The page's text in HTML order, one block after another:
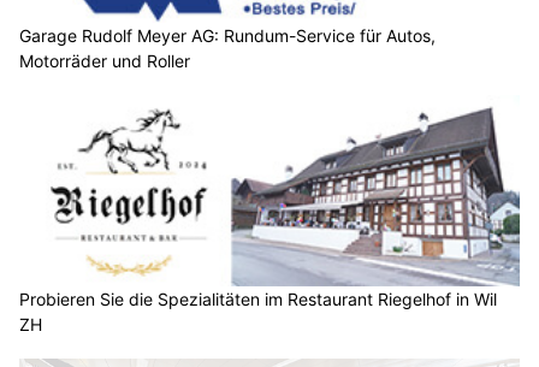
Garage Rudolf Meyer AG: Rundum-Service für Autos,
Motorräder und Roller
Probieren Sie die Spezialitäten im Restaurant Riegelhof in Wil
ZH